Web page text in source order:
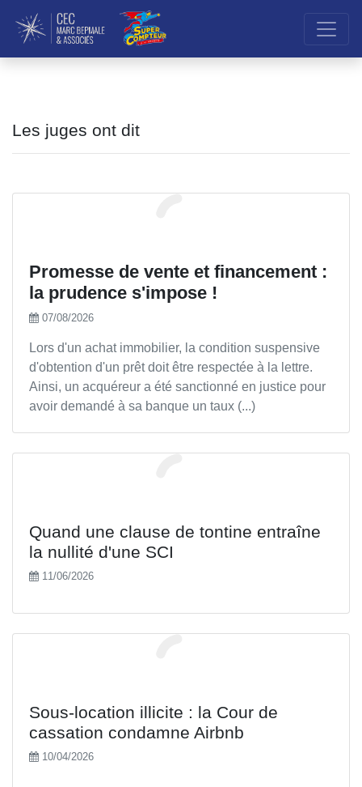
Les juges ont dit
Promesse de vente et financement :
la prudence s'impose !
07/08/2026
Lors d'un achat immobilier, la condition suspensive
d'obtention d'un prêt doit être respectée à la lettre.
Ainsi, un acquéreur a été sanctionné en justice pour
avoir demandé à sa banque un taux (...)
Quand une clause de tontine entraîne
la nullité d'une SCI
11/06/2026
Sous-location illicite : la Cour de
cassation condamne Airbnb
10/04/2026